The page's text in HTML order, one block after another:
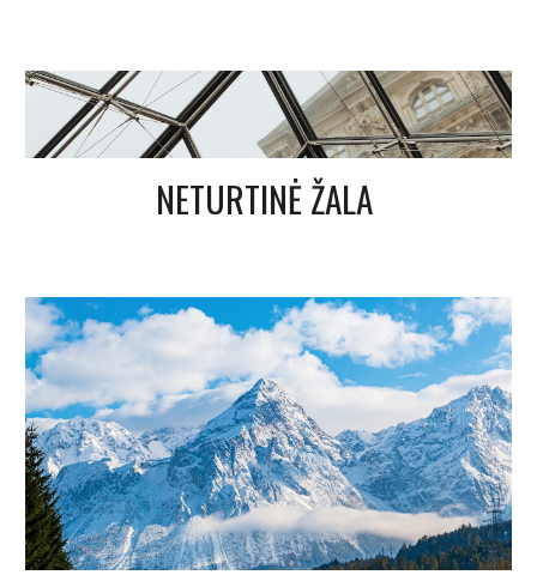
NETURTINĖ ŽALA